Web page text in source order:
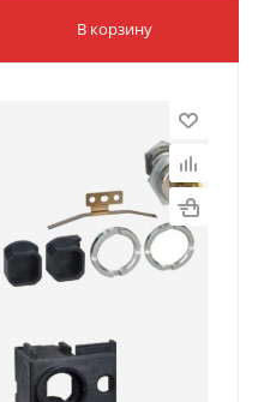
В корзину